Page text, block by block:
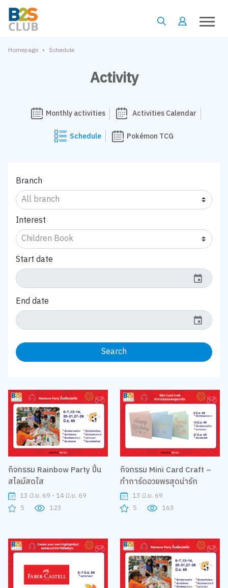
Homepage • Schedule
Activity
Monthly activities
Activities Calendar
Schedule
Pokémon TCG
Branch
Interest
Start date
event
End date
event
Search
กิจกรรม Rainbow Party ปั้น
สไลม์สดใส
13 มิ.ย. 69 - 14 มิ.ย. 69
5
123
กิจกรรม Mini Card Craft –
ทำการ์ดอวยพรสุดน่ารัก
13 มิ.ย. 69
5
163